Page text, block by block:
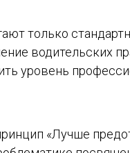
только
водительских
уровень
«Лучше